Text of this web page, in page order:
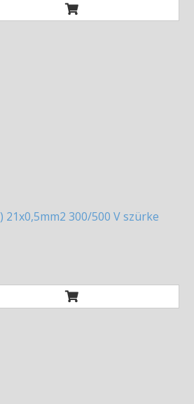
21x0,5mm2 300/500 V szürke